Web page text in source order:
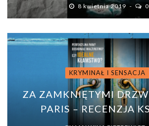
8 kwietnia 2019
0
KRYMINAŁ I SENSACJA
ZA ZAMKNIĘTYMI
PARIS – RECENZJA